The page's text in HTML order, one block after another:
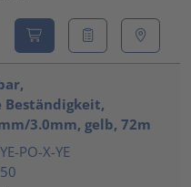
3.0mm, gelb, 72m
PO-X-YE